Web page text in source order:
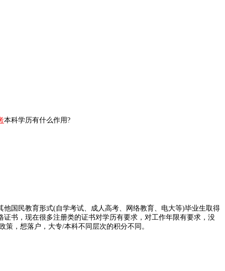
本科学历有什么作用?
国民教育形式(自学考试、成人高考、网络教育、电大等)毕业生取得
书，现在很多注册类的证书对学历有要求，对工作年限有要求，没
，想落户，大专/本科不同层次的积分不同。